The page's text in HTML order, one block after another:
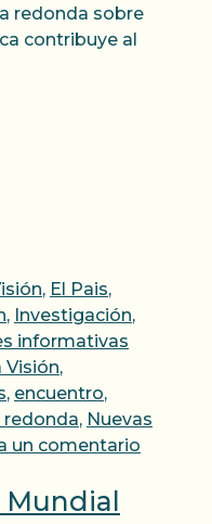
redonda sobre
contribuye al
, El Pais,
, Investigación,
informativas
Visión,
, encuentro,
redonda, Nuevas
un comentario
Mundial